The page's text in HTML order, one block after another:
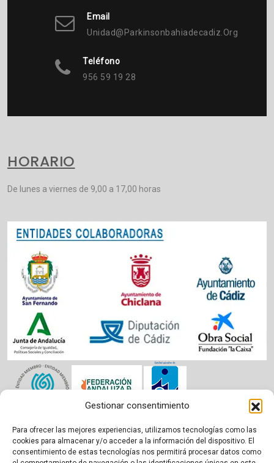
Gestionar consentimiento
Para ofrecer las mejores experiencias, utilizamos tecnologías como las
cookies para almacenar y/o acceder a la información del dispositivo. El
consentimiento de estas tecnologías nos permitirá procesar datos como
Email
Unidad@parkinsonbahiadecadiz.org
Teléfono
956 59 19 28
HORARIO
De lunes a viernes de 9,00 a 17,00 horas
Aviso legal|Política de cookies|Privacidad